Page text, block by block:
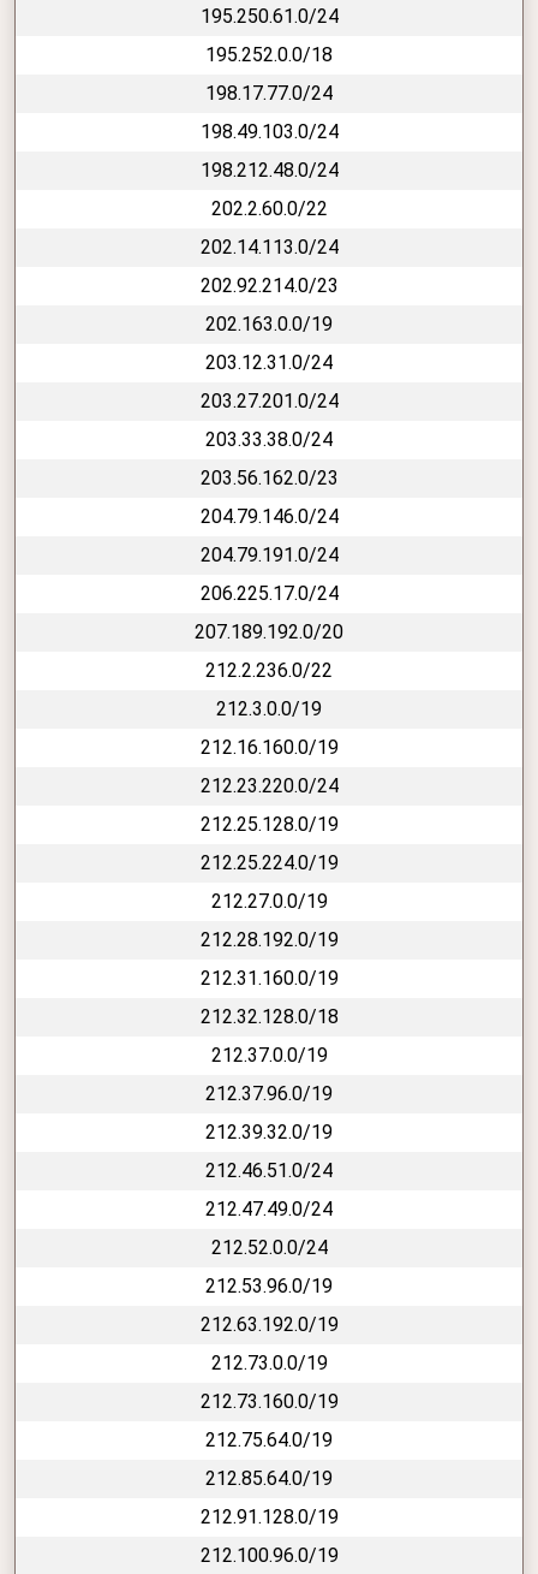
195.250.61.0/24
195.252.0.0/18
198.17.77.0/24
198.49.103.0/24
198.212.48.0/24
202.2.60.0/22
202.14.113.0/24
202.92.214.0/23
202.163.0.0/19
203.12.31.0/24
203.27.201.0/24
203.33.38.0/24
203.56.162.0/23
204.79.146.0/24
204.79.191.0/24
206.225.17.0/24
207.189.192.0/20
212.2.236.0/22
212.3.0.0/19
212.16.160.0/19
212.23.220.0/24
212.25.128.0/19
212.25.224.0/19
212.27.0.0/19
212.28.192.0/19
212.31.160.0/19
212.32.128.0/18
212.37.0.0/19
212.37.96.0/19
212.39.32.0/19
212.46.51.0/24
212.47.49.0/24
212.52.0.0/24
212.53.96.0/19
212.63.192.0/19
212.73.0.0/19
212.73.160.0/19
212.75.64.0/19
212.85.64.0/19
212.91.128.0/19
212.100.96.0/19